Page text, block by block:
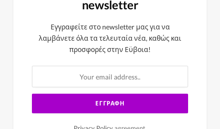
newsletter
Εγγραφείτε στο newsletter μας για να
λαμβάνετε όλα τα τελευταία νέα, καθώς και
προσφορές στην Εϋβοια!